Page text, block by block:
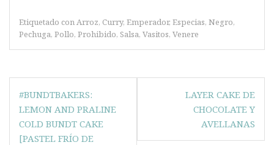
Etiquetado conArroz, Curry, Emperador, Especias, Negro,
Pechuga, Pollo, Prohibido, Salsa, Vasitos, Venere
Navegación
de
entradas
#BUNDTBAKERS:
LEMON AND PRALINE
COLD BUNDT CAKE
[PASTEL FRÍO DE
LAYER CAKE DE
CHOCOLATE Y
AVELLANAS